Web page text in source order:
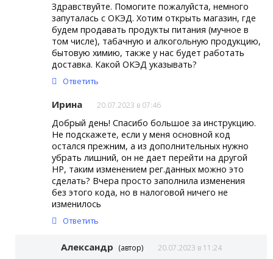
Здравствуйте. Помогите пожалуйста, немного
запуталась с ОКЭД. Хотим открыть магазин, где
будем продавать продукты питания (мучное в
том числе), табачную и алкогольную продукцию,
бытовую химию, также у нас будет работать
доставка. Какой ОКЭД указывать?
Ответить
Ирина 20.07.2023 в 07:46
Добрый день! Спасибо большое за инструкцию.
Не подскажете, если у меня основной код
остался прежним, а из дополнительных нужно
убрать лишний, он не дает перейти на другой
НР, таким изменением рег.данных можно это
сделать? Вчера просто заполнила изменения
без этого кода, но в налоговой ничего не
изменилось
Ответить
Александр (автор) 20.07.2023 в 11:24